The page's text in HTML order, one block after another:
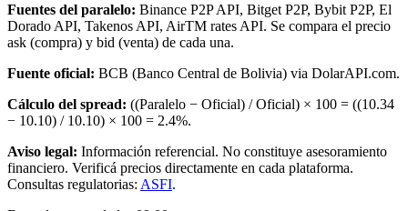
Fuentes del paralelo: Binance P2P API, Bitget P2P, Bybit P2P, El
Dorado API, Takenos API, AirTM rates API. Se compara el precio
ask (compra) y bid (venta) de cada una.
Fuente oficial: BCB (Banco Central de Bolivia) via DolarAPI.com.
Cálculo del spread: ((Paralelo − Oficial) / Oficial) × 100 = ((10.34
− 10.10) / 10.10) × 100 = 2.4%.
Aviso legal: Información referencial. No constituye asesoramiento
financiero. Verificá precios directamente en cada plataforma.
Consultas regulatorias: ASFI.